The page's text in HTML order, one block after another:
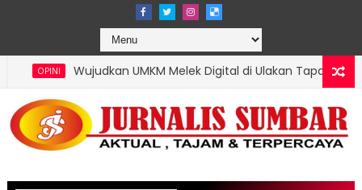
UMKM Melek Digital di Ulakan Tapakih, Mahasiswa KKN